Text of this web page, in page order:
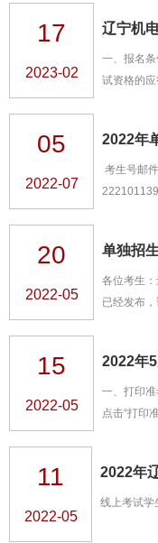
试内容试
50题，每
基础知识
17
2023-02
辽宁机
一、报名
试资格的
电职业技术
报名系统
端：关注“
05
2022-07
2022年
考生号邮
工程系李
控制工程
动控制工
20
2022-05
单独招
各位考生
已经发布，
公布预录取
询。监督电
15
2022-05
2022年
一、打印
点击“打印
印，准确
通”登录问
11
2022-05
线上考试学